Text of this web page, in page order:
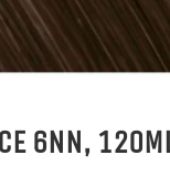
6NN,